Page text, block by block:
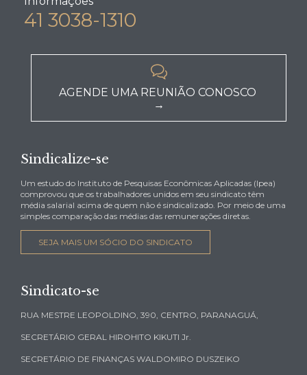
41 3038-1310

AGENDE UMA REUNIÃO CONOSCO
→
Sindicalize-se
Um estudo do Instituto de Pesquisas Econômicas Aplicadas (Ipea)
comprovou que os trabalhadores unidos em seu sindicato têm
média salarial acima de quem não é sindicalizado. Por meio de uma
simples comparação das médias das remunerações diretas.
SEJA MAIS UM SÓCIO DO SINDICATO
Sindicato-se
RUA MESTRE LEOPOLDINO, 390, CENTRO, PARANAGUÁ,
SECRETÁRIO GERAL HIROHITO KIKUTI Jr.
SECRETÁRIO DE FINANÇAS WALDOMIRO DUSZEIKO